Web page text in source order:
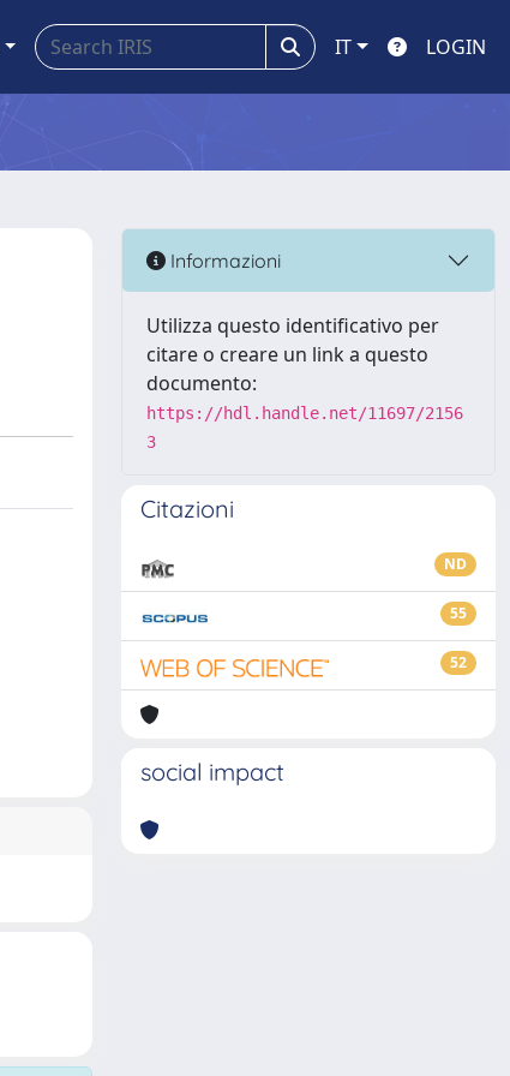
IT LOGIN
Informazioni
Utilizza questo identificativo per
citare o creare un link a questo
documento:
https://hdl.handle.net/11697/2156
3
Citazioni
ND
55
52
social impact